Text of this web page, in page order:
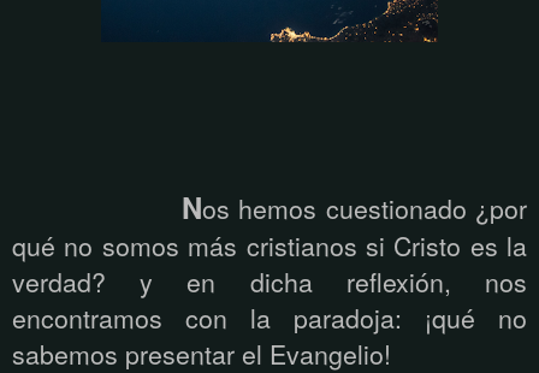
Nos hemos cuestionado ¿por
qué no somos más cristianos si Cristo es la
verdad? y en dicha reflexión, nos
encontramos con la paradoja: ¡qué no
sabemos presentar el Evangelio!